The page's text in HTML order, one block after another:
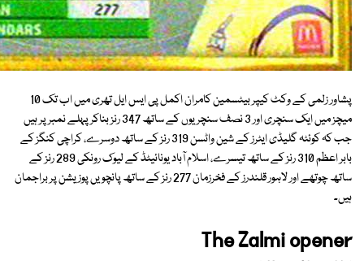
پشاور زلمی کے وکٹ کیپر بیٹسمین کامران اکمل پی ایس ایل تھری میں اب تک 10
میچز میں ایک سنچری اور 3 نصف سنچریوں کے ساتھ 347 رنز بناکرپہلے نمبر پر ہیں
جب کہ کوئٹہ گلیڈی ایٹرز کے شین واٹسن 319 رنز کے ساتھ دوسرے، کراچی کنگز کے
بابر اعظم 310 رنز کے ساتھ تیسرے، اسلام آباد یونائیٹڈ کے لیوک رونکی 289 رنز کے
ساتھ چوتھے اور لاہور قلندرز کے فخرزمان 277 رنز کے ساتھ پانچویں پوزیشن پر براجمان
ہیں۔
The Zalmi opener